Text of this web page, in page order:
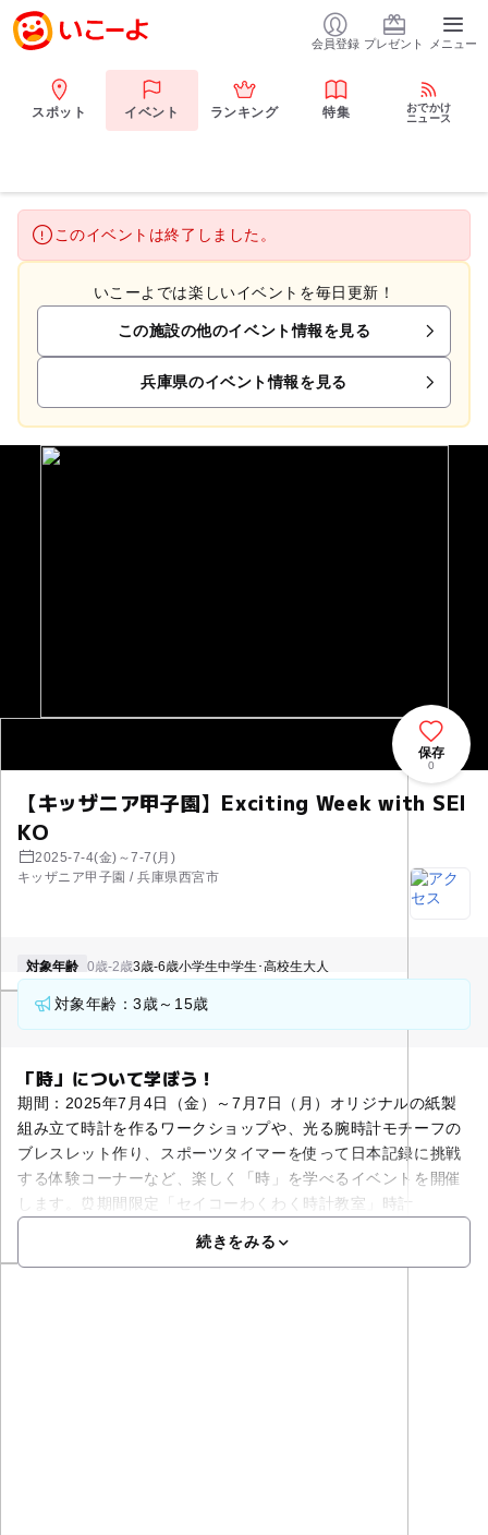
会員登録 プレゼント メニュー
スポット イベント ランキング 特集
おでかけ
ニュース
このイベントは終了しました。
いこーよでは楽しいイベントを毎日更新！
この施設の他のイベント情報を見る
兵庫県のイベント情報を見る
【キッザニア甲子園】Exciting Week with SEI
KO
2025-7-4(金)～7-7(月)
キッザニア甲子園 / 兵庫県西宮市
保存
0
対象年齢 0歳-2歳3歳-6歳小学生中学生･高校生大人
対象年齢：3歳～15歳
「時」について学ぼう！
期間：2025年7月4日（金）～7月7日（月）オリジナルの紙製
組み立て時計を作るワークショップや、光る腕時計モチーフの
ブレスレット作り、スポーツタイマーを使って日本記録に挑戦
する体験コーナーなど、楽しく「時」を学べるイベントを開催
します。⏰期間限定「セイコーわくわく時計教室」時計
続きをみる